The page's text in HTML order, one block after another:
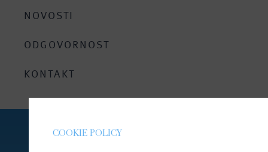
Bez doticaja sa vanjskim svijetom
NOVOSTI
ODGOVORNOST
KONTAKT
COOKIE POLICY